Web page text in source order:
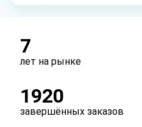
7
лет на рынке
1920
завершённых заказов